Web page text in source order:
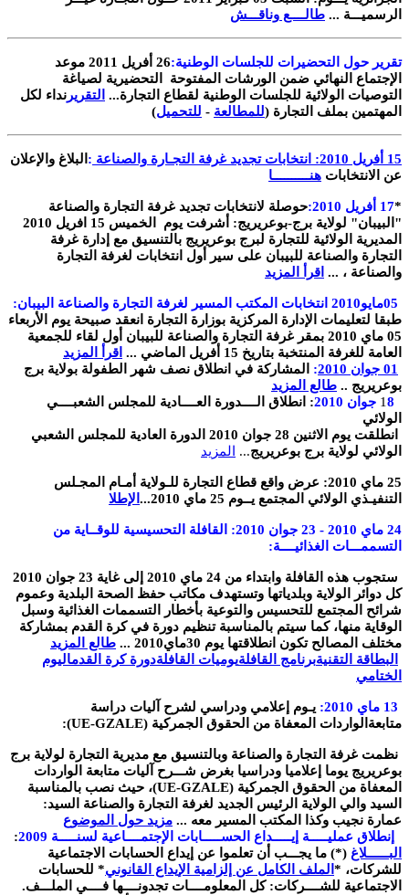
الرسميـــة ... طالــــع وناقـــش
تقرير حول التحضيرات للجلسات الوطنية:
26 أفريل 2011 موعد
الإجتماع النهائي ضمن الورشات المفتوحة التحضيرية لصياغة
التوصيات الولائية للجلسات الوطنية لقطاع التجارة... التقرير نداء لكل
المهتمين بملف التجارة (للمطالعة - للتحميل)
15 أفريل 2010: انتخابات تجديد غرفة التجـارة والصناعة : البلاغ والإعلان
عن الانتخابات هنــــــــــا
*
17 أفريل 2010:
حوصلة لانتخابات تجديد غرفة التجارة والصناعة
"البيبان"
لولاية برج-بوعريريج: أشرفت يوم الخميس 15 افريل 2010
المديرية الولائية للتجارة لبرج بوعريريج بالتنسيق مع إدارة غرفة
التجارة والصناعة للبيبان على سير أول انتخابات لغرفة التجارة
والصناعة ، ... اقرأ المزيد
05مايو2010 انتخابات المكتب المسير لغرفة التجارة والصناعة البيبان
:
طبقا لتعليمات الإدارة المركزية بوزارة التجارة انعقد صبيحة يوم الأربعاء
05
ماي 2010 بمقر غرفة التجارة والصناعة للبيبان أول لقاء للجمعية
العامة للغرفة المنتخبة بتاريخ 15 أفريل الماضي
... اقرأ المزيد
01 جوان 2010 :
المشاركة في انطلاق نصف شهر الطفولة بولاية برج
بوعريريج .. طالع المزيد
8 جوان 2010 : انطلاق الــــدورة العــــادية للمجلس الشعبــــي
الولائي
انطلقت يوم الاثنين 28 جوان 2010 الدورة العادية للمجلس الشعبي
الولائي لولاية برج بوعريريج... المزيد
25
ماي 2010: عرض واقع قطاع التجارة للـولاية أمـام المجـلس
التنفيـذي الولائي المجتمع يــوم 25 ماي 2010
... الإطلا
24 ماي 2010 - 23 جوان 2010: القافلة التحسيسية للوقــاية من
التسممـــات الغذائيــــة:
ستجوب هذه القافلة وابتداء من 24 ماي 2010 إلى غاية 23 جوان 2010
كل دوائر الولاية وبلدياتها وتستهدف مكاتب حفظ الصحة البلدية وعموم
شرائح المجتمع للتحسيس والتوعية بأخطار التسممات الغذائية وسبل
الوقاية منها، كما سيتم بالمناسبة تنظيم دورة في كرة القدم بمشاركة
مختلف المصالح تكون انطلاقتها يوم 30ماي2010 ...
طالع المزيد
البطاقة التقنيةبرنامج القافلةيوميات القافلةدورة كرة القدماليوم
الختامي
13 ماي 2010 : يـوم إعلامي ودراسي لشرح آليات دراسة
متابعةالواردات المعفاة من الحقوق الجمركية (UE-GZALE):
نظمت غرفة التجارة والصناعة وبالتنسيق مع مديرية التجارة لولاية برج
بوعريريج يوما إعلاميا ودراسيا بغرض شـــرح آليات متابعة الواردات
المعفاة من الحقوق الجمركية (UE-GZALE)، حيث نصب بالمناسبة
السيد والي الولاية الرئيس الجديد لغرفة التجارة والصناعة السيد:
عمارة نجيب وكذا المكتب المسير معه ... مزيد حول الموضوع
إنطلاق عمليـــــة إيـــــداع الحســـــابات الإجتمــــاعية لسنـــــة 2009
:
البــــــلاغ (*) ما يجـــب أن تعلموا عن إيداع الحسابات الاجتماعية
للشركات، * الملف الكامل عن إلزامية الإيداع القانوني* للحسابات
الاجتماعية للشــــركات: كل المعلومــــات تجدونــــها فــــي الملـــف.